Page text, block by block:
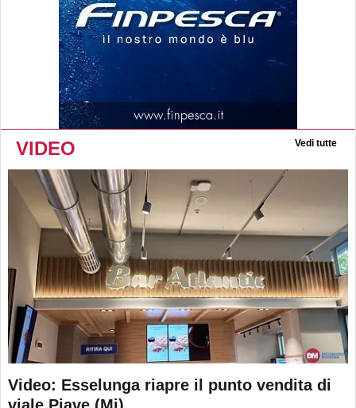
VIDEO Vedi tutte
Video: Esselunga riapre il punto vendita di
viale Piave (Mi)